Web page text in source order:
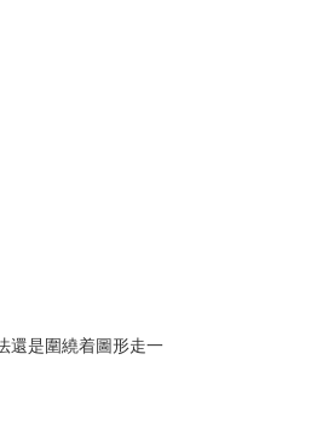
還是圍繞着圖形走一